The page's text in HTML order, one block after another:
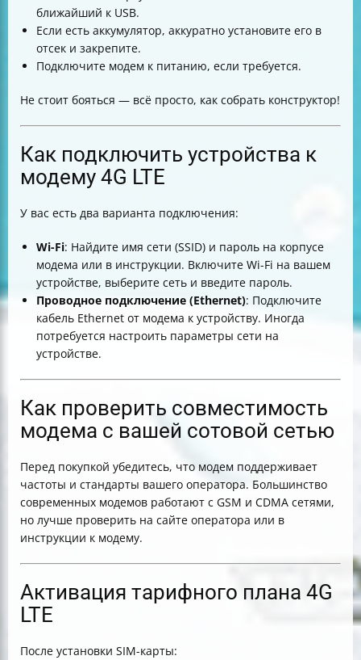
ближайший к USB.
Если есть аккумулятор, аккуратно установите его в
отсек и закрепите.
Подключите модем к питанию, если требуется.
Не стоит бояться — всё просто, как собрать конструктор!
Как подключить устройства к
модему 4G LTE
У вас есть два варианта подключения:
Wi-Fi: Найдите имя сети (SSID) и пароль на корпусе
модема или в инструкции. Включите Wi-Fi на вашем
устройстве, выберите сеть и введите пароль.
Проводное подключение (Ethernet): Подключите
кабель Ethernet от модема к устройству. Иногда
потребуется настроить параметры сети на
устройстве.
Как проверить совместимость
модема с вашей сотовой сетью
Перед покупкой убедитесь, что модем поддерживает
частоты и стандарты вашего оператора. Большинство
современных модемов работают с GSM и CDMA сетями,
но лучше проверить на сайте оператора или в
инструкции к модему.
Активация тарифного плана 4G
LTE
После установки SIM-карты: